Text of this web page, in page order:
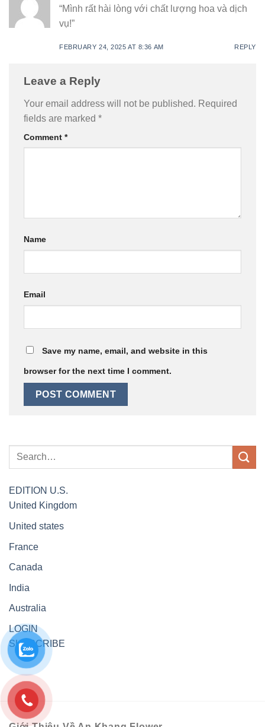
“Mình rất hài lòng với chất lượng hoa và dịch
vụ!”
FEBRUARY 24, 2025 AT 8:36 AM REPLY
Leave a Reply
Your email address will not be published. Required
fields are marked *
Comment *
Name
Email
Save my name, email, and website in this
browser for the next time I comment.
EDITION U.S.
United Kingdom
United states
France
Canada
India
Australia
LOGIN
SUBSCRIBE